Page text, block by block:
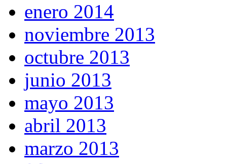
enero 2014
noviembre 2013
octubre 2013
junio 2013
mayo 2013
abril 2013
marzo 2013